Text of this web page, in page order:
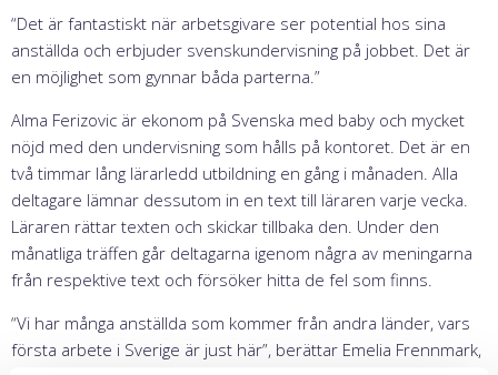
“Det är fantastiskt när arbetsgivare ser potential hos sina
anställda och erbjuder svenskundervisning på jobbet. Det är
en möjlighet som gynnar båda parterna.”
Alma Ferizovic är ekonom på Svenska med baby och mycket
nöjd med den undervisning som hålls på kontoret. Det är en
två timmar lång lärarledd utbildning en gång i månaden. Alla
deltagare lämnar dessutom in en text till läraren varje vecka.
Läraren rättar texten och skickar tillbaka den. Under den
månatliga träffen går deltagarna igenom några av meningarna
från respektive text och försöker hitta de fel som finns.
“Vi har många anställda som kommer från andra länder, vars
första arbete i Sverige är just här”, berättar Emelia Frennmark,